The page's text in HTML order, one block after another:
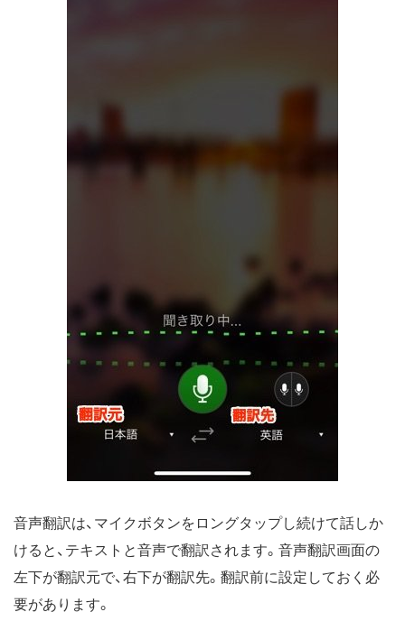
音声翻訳は、マイクボタンをロングタップし続けて話しか
けると、テキストと音声で翻訳されます。音声翻訳画面の
左下が翻訳元で、右下が翻訳先。翻訳前に設定しておく必
要があります。